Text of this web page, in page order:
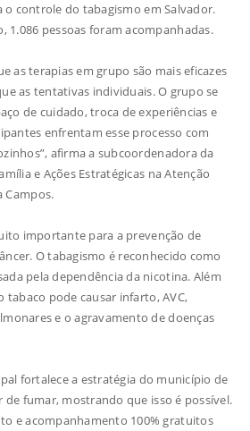
controle do tabagismo em Salvador.
1.086 pessoas foram acompanhadas.
as terapias em grupo são mais eficazes
as tentativas individuais. O grupo se
de cuidado, troca de experiências e
enfrentam esse processo com
afirma a subcoordenadora da
e Ações Estratégicas na Atenção
Campos.
importante para a prevenção de
O tabagismo é reconhecido como
pela dependência da nicotina. Além
tabaco pode causar infarto, AVC,
e o agravamento de doenças
fortalece a estratégia do município de
de fumar, mostrando que isso é possível.
e acompanhamento 100% gratuitos